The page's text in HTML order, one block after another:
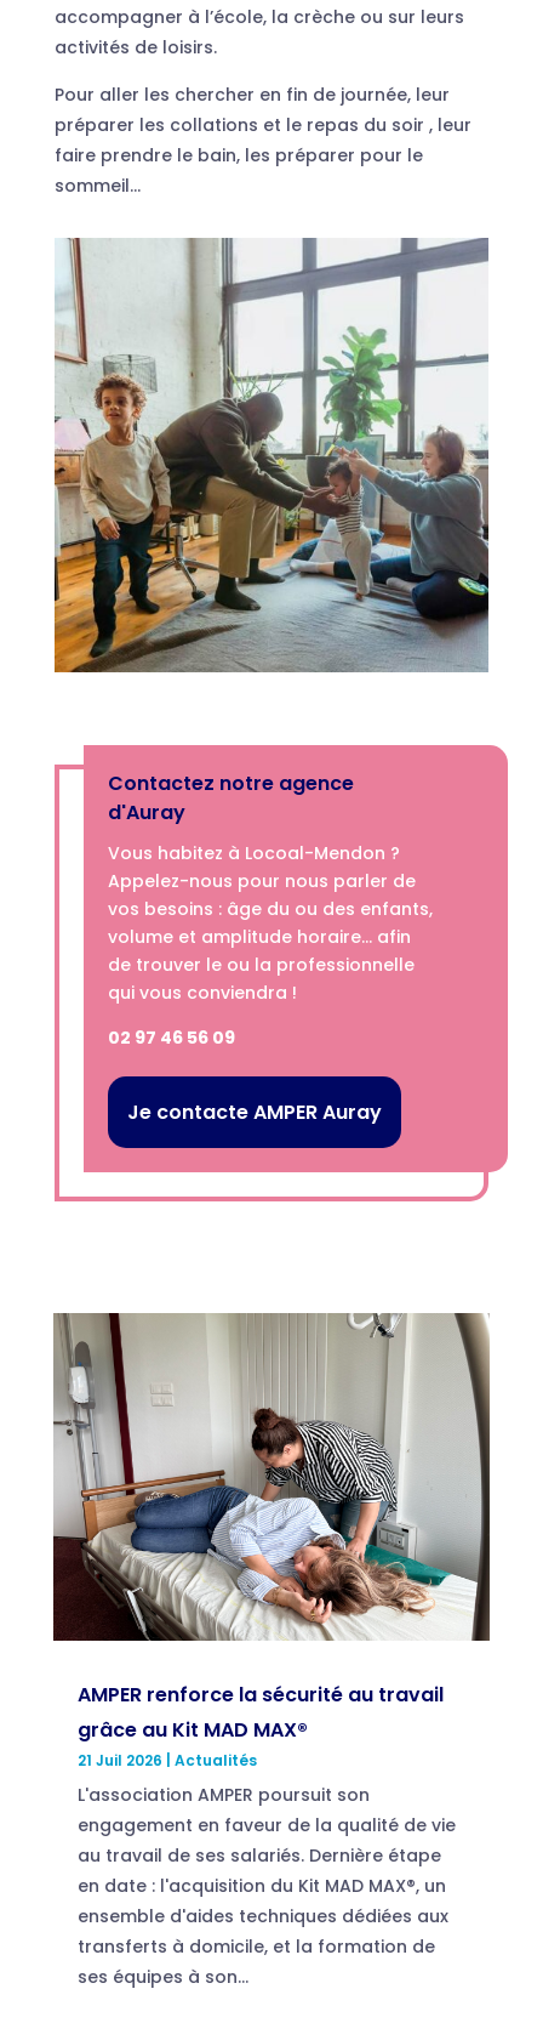
accompagner à l’école, la crèche ou sur leurs
activités de loisirs.
Pour aller les chercher en fin de journée, leur
préparer les collations et le repas du soir , leur
faire prendre le bain, les préparer pour le
sommeil…
Contactez notre agence
d'Auray
Vous habitez à Locoal-Mendon ?
Appelez-nous­­ pour nous parler de
vos besoins : âge du ou des enfants,
volume et amplitude horaire… afin
de trouver le ou la professionnelle
qui vous conviendra !
02 97 46 56 09
Je contacte AMPER Auray
AMPER renforce la sécurité au travail
grâce au Kit MAD MAX®
21 Juil 2026 Actualités
L'association AMPER poursuit son
engagement en faveur de la qualité de vie
au travail de ses salariés. Dernière étape
en date : l'acquisition du Kit MAD MAX®, un
ensemble d'aides techniques dédiées aux
transferts à domicile, et la formation de
ses équipes à son...